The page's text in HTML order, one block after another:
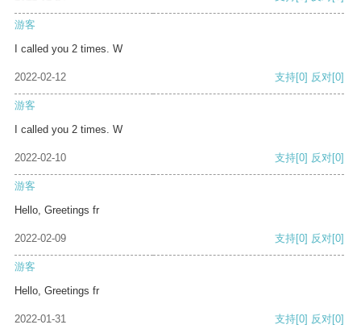
游客
I called you 2 times. W
2022-02-12 支持[0] 反对[0]
游客
I called you 2 times. W
2022-02-10 支持[0] 反对[0]
游客
Hello, Greetings fr
2022-02-09 支持[0] 反对[0]
游客
Hello, Greetings fr
2022-01-31 支持[0] 反对[0]